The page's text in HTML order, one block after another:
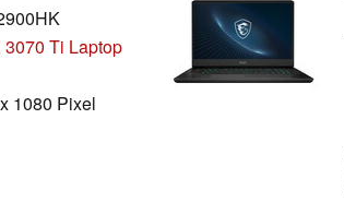
Ti Laptop
1080 Pixel